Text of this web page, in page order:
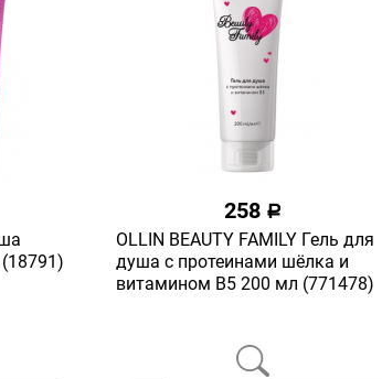
258 a
OLLIN BEAUTY FAMILY Гель для
душа с протеинами шёлка и
витамином В5 200 мл (771478)